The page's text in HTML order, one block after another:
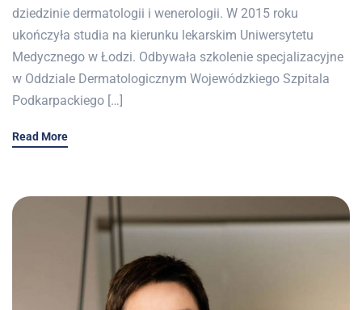
dziedzinie dermatologii i wenerologii. W 2015 roku
ukończyła studia na kierunku lekarskim Uniwersytetu
Medycznego w Łodzi. Odbywała szkolenie specjalizacyjne
w Oddziale Dermatologicznym Wojewódzkiego Szpitala
Podkarpackiego […]
Read More